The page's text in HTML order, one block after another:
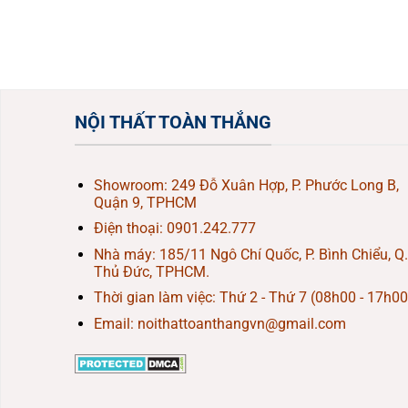
NỘI THẤT TOÀN THẮNG
Showroom: 249 Đỗ Xuân Hợp, P. Phước Long B,
Quận 9, TPHCM
Điện thoại: 0901.242.777
Nhà máy: 185/11 Ngô Chí Quốc, P. Bình Chiểu, Q.
Thủ Đức, TPHCM.
Thời gian làm việc: Thứ 2 - Thứ 7 (08h00 -
Email: noithattoanthangvn@gmail.com